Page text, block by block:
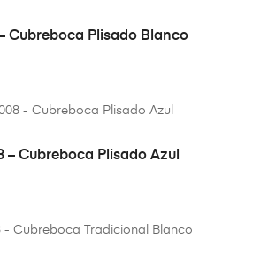
VER PRODUCTO
Cubreboca Plisado Blanco
VER PRODUCTO
– Cubreboca Plisado Azul